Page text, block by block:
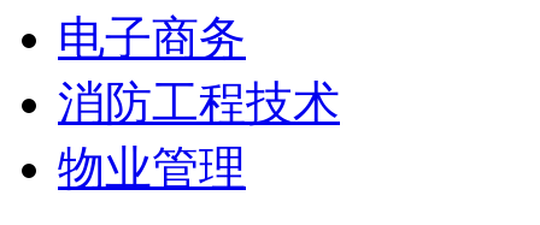
电子商务
消防工程技术
物业管理